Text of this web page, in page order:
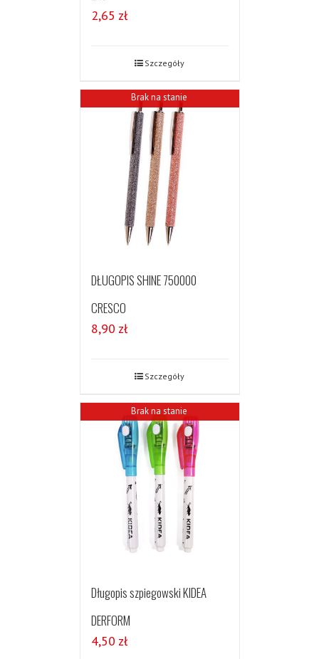
2,65 zł
Szczegóły
Brak na stanie
DŁUGOPIS SHINE 750000
CRESCO
8,90 zł
Szczegóły
Brak na stanie
Długopis szpiegowski KIDEA
DERFORM
4,50 zł